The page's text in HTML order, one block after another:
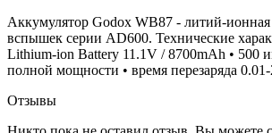
Аккумулятор Godox WB87 - литий-ионная
вспышек серии AD600. Технические
Lithium-ion Battery 11.1V / 8700mAh • 500
полной мощности • время перезаряда 0.01-
Отзывы